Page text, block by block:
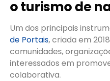
o turismo de
Um dos principais
de Portais, criada em
comunidades,
interessados em
colaborativa.